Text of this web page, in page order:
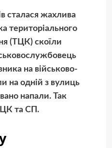
сталася жахлива
територіального
(ТЦК) скоїли
на військово-
на одній з вулиць
напали. Так
та СП.